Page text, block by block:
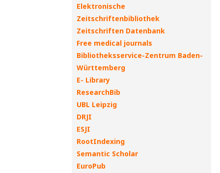
Elektronische
Zeitschriftenbibliothek
Zeitschriften Datenbank
Free medical journals
Bibliotheksservice-Zentrum Baden-
Württemberg
E- Library
ResearchBib
UBL Leipzig
DRJI
ESJI
RootIndexing
Semantic Scholar
EuroPub